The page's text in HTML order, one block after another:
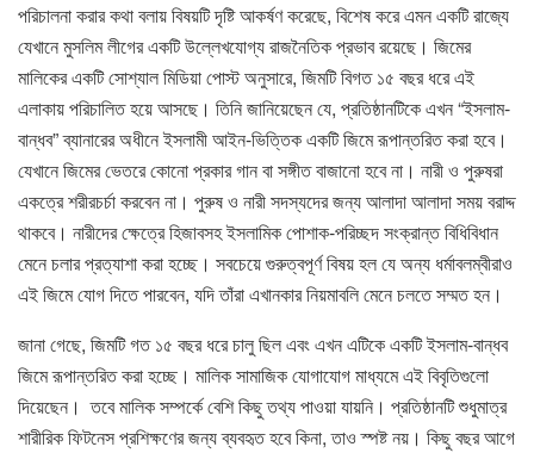
পরিচালনা করার কথা বলায় বিষয়টি দৃষ্টি আকর্ষণ করেছে, বিশেষ করে এমন একটি রাজ্যে
যেখানে মুসলিম লীগের একটি উল্লেখযোগ্য রাজনৈতিক প্রভাব রয়েছে। জিমের
মালিকের একটি সোশ্যাল মিডিয়া পোস্ট অনুসারে, জিমটি বিগত ১৫ বছর ধরে এই
এলাকায় পরিচালিত হয়ে আসছে। তিনি জানিয়েছেন যে, প্রতিষ্ঠানটিকে এখন “ইসলাম-
বান্ধব” ব্যানারের অধীনে ইসলামী আইন-ভিত্তিক একটি জিমে রূপান্তরিত করা হবে।
যেখানে জিমের ভেতরে কোনো প্রকার গান বা সঙ্গীত বাজানো হবে না। নারী ও পুরুষরা
একত্রে শরীরচর্চা করবেন না। পুরুষ ও নারী সদস্যদের জন্য আলাদা আলাদা সময় বরাদ্দ
থাকবে। নারীদের ক্ষেত্রে হিজাবসহ ইসলামিক পোশাক-পরিচ্ছদ সংক্রান্ত বিধিবিধান
মেনে চলার প্রত্যাশা করা হচ্ছে। সবচেয়ে গুরুত্বপূর্ণ বিষয় হল যে অন্য ধর্মাবলম্বীরাও
এই জিমে যোগ দিতে পারবেন, যদি তাঁরা এখানকার নিয়মাবলি মেনে চলতে সম্মত হন।
জানা গেছে, জিমটি গত ১৫ বছর ধরে চালু ছিল এবং এখন এটিকে একটি ইসলাম-বান্ধব
জিমে রূপান্তরিত করা হচ্ছে। মালিক সামাজিক যোগাযোগ মাধ্যমে এই বিবৃতিগুলো
দিয়েছেন। তবে মালিক সম্পর্কে বেশি কিছু তথ্য পাওয়া যায়নি। প্রতিষ্ঠানটি শুধুমাত্র
শারীরিক ফিটনেস প্রশিক্ষণের জন্য ব্যবহৃত হবে কিনা, তাও স্পষ্ট নয়। কিছু বছর আগে